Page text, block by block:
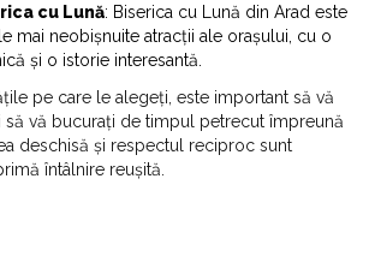
cu Lună: Biserica cu Lună din Arad este
mai neobișnuite atracții ale orașului, cu o
și o istorie interesantă.
pe care le alegeți, este important să vă
vă bucurați de timpul petrecut împreună
deschisă și respectul reciproc sunt
întâlnire reușită.